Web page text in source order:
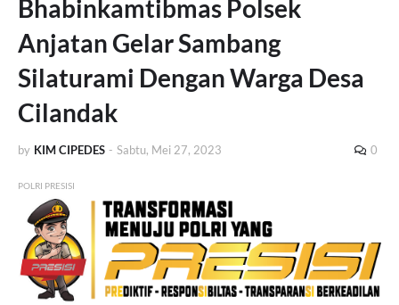
Bhabinkamtibmas Polsek
Anjatan Gelar Sambang
Silaturami Dengan Warga Desa
Cilandak
by KIM CIPEDES - Sabtu, Mei 27, 2023 0
POLRI PRESISI